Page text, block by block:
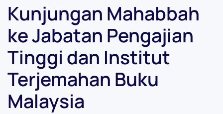
Kunjungan Mahabbah
ke Jabatan Pengajian
Tinggi dan Institut
Terjemahan Buku
Malaysia